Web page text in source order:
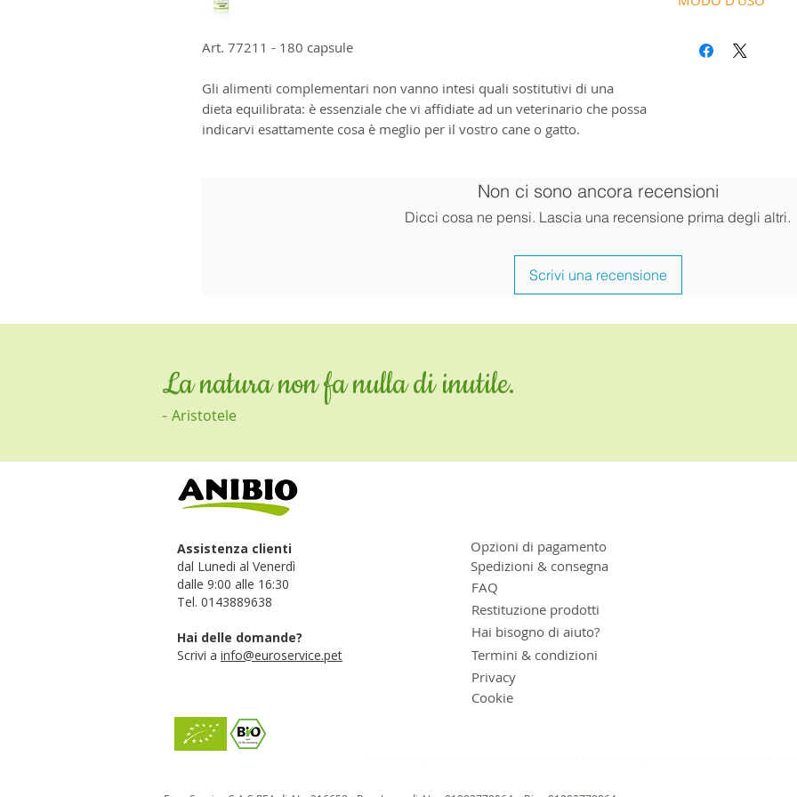
Art. 77211 - 180 capsule
Gli alimenti complementari non vanno intesi quali sostitutivi di una
dieta equilibrata: è essenziale che vi affidiate ad un veterinario che possa
indicarvi esattamente cosa è meglio per il vostro cane o gatto.
In caso di
Proteina grezza
Fibra grezza ..........
Fino a 20 kg di
versarne il
Consigli per una
conservare in un
Non ci sono ancora recensioni
Dicci cosa ne pensi. Lascia una recensione prima degli altri.
Scrivi una recensione
La natura non fa nulla di inutile.
- Aristotele
Assistenza clienti
dal Lunedi al Venerdì
dalle 9:00 alle 16:30
Tel. 0143889638
Hai delle domande?
Scrivi a info@euroservice.pet
Opzioni di pagamento
Spedizioni & consegna
FAQ
Restituzione prodotti
Hai bisogno di aiuto?
Termini & condizioni
Privacy
Cookie